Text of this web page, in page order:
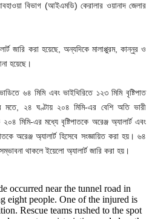
বিভাগ (আইএমডি) কেরালার ওয়ানাদ জেলার
জারি করা হয়েছে, অন্যদিকে মালাপ্পুরম, কান্নুর ও
হয়েছে।
৬৪ মিমি এবং ভাইথিরিতে ১২৩ মিমি বৃষ্টিপাত
মতে, ২৪ ঘণ্টায় ২০৪ মিমি-এর বেশি অতি ভারী
মিমি-এর মধ্যে বৃষ্টিপাতকে অরেঞ্জ অ্যালার্ট এবং
অরেঞ্জ অ্যালার্ট হিসেবে সংজ্ঞায়িত করা হয়। ৬৪
থাকলে ইয়েলো অ্যালার্ট জারি করা হয়।
occurred near the tunnel road in
eight people. One of the injured is
Rescue teams rushed to the spot